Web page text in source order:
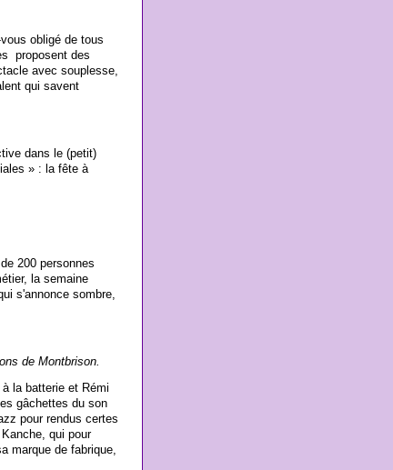
obligé de tous
proposent des
avec souplesse,
qui savent
dans le (petit)
» : la fête à
200 personnes
la semaine
s'annonce sombre,
de Montbrison.
la batterie et Rémi
gâchettes du son
pour rendus certes
qui pour
marque de fabrique,